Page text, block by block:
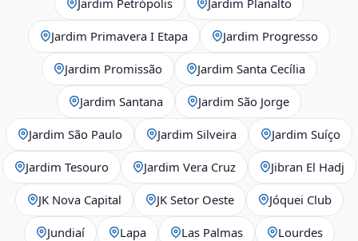
Jardim Primavera I Etapa Jardim Progresso
Jardim Promissão Jardim Santa Cecília
Jardim Santana Jardim São Jorge
Jardim São Paulo Jardim Silveira Jardim Suíço
Jardim Tesouro Jardim Vera Cruz Jibran El Hadj
JK Nova Capital JK Setor Oeste Jóquei Club
Jundiaí Lapa Las Palmas Lourdes